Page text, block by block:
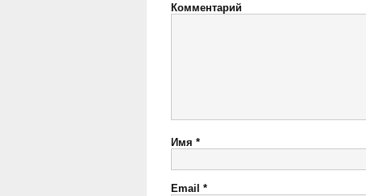
Комментарий
Имя *
Email *